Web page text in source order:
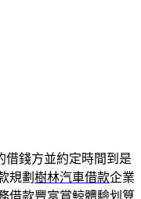
借錢方並約定時間到是
規劃 樹林汽車借款企業
借款豐富賞鯨體驗划算